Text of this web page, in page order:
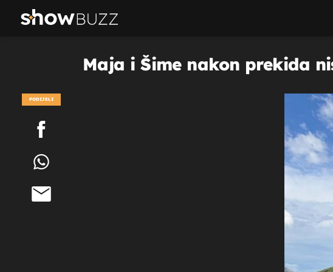
Maja i Šime nakon prekida
PODIJELI